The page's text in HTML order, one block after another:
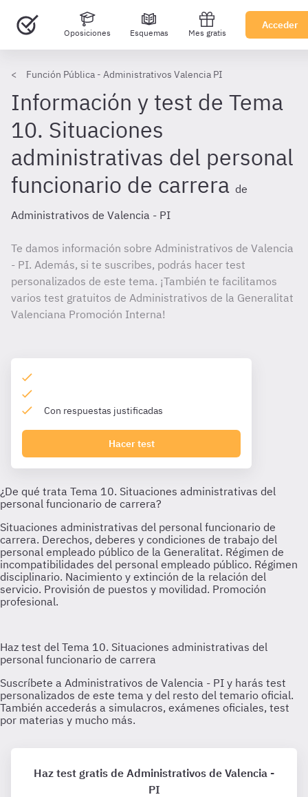
Oposiciones Esquemas Mes gratis
Acceder
Función Pública - Administrativos Valencia PI
Información y test de Tema
10. Situaciones
administrativas del personal
funcionario de carrera de
Administrativos de Valencia - PI
Te damos información sobre Administrativos de Valencia
- PI. Además, si te suscribes, podrás hacer test
personalizados de este tema. ¡También te facilitamos
varios test gratuitos de Administrativos de la Generalitat
Valenciana Promoción Interna!
Con respuestas justificadas
Hacer test
Haz test gratis de Administrativos de Valencia -
PI